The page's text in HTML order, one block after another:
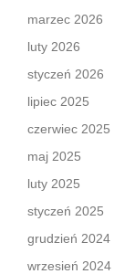
marzec 2026
luty 2026
styczeń 2026
lipiec 2025
czerwiec 2025
maj 2025
luty 2025
styczeń 2025
grudzień 2024
wrzesień 2024